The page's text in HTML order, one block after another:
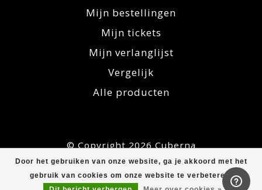
Door het gebruiken van onze website, ga je akkoord met het
gebruik van cookies om onze website te verbeteren.
Mijn bestellingen
Mijn tickets
Mijn verlanglijst
Vergelijk
Alle producten
© Copyright 2026 Cuberna